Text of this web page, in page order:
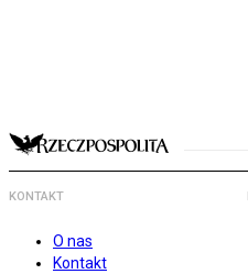
KONTAKT
O nas
Kontakt